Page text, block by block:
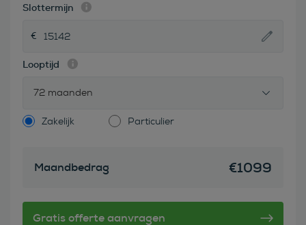
Slottermijn
Looptijd
72 maanden
Zakelijk Particulier
Maandbedrag €1099